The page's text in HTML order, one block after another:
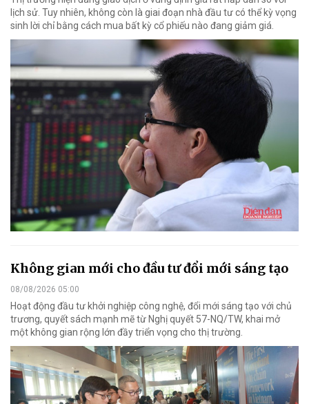
lịch sử. Tuy nhiên, không còn là giai đoạn nhà đầu tư có thể kỳ vọng
sinh lời chỉ bằng cách mua bất kỳ cổ phiếu nào đang giảm giá.
Không gian mới cho đầu tư đổi mới sáng tạo
08/08/2026 05:00
Hoạt động đầu tư khởi nghiệp công nghệ, đổi mới sáng tạo với chủ
trương, quyết sách mạnh mẽ từ Nghị quyết 57-NQ/TW, khai mở
một không gian rộng lớn đầy triển vọng cho thị trường.